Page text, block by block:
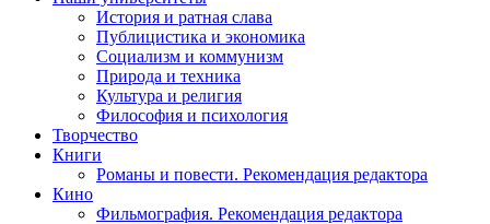
История и ратная слава
Публицистика и экономика
Социализм и коммунизм
Природа и техника
Культура и религия
Философия и психология
Творчество
Книги
Романы и повести. Рекомендация редактора
Кино
Фильмография. Рекомендация редактора